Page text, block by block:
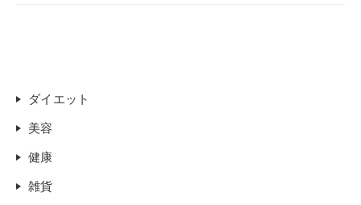
ダイエット
美容
健康
雑貨